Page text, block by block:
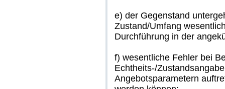
e) der Gegenstand
Zustand/Umfang
Durchführung in der
f) wesentliche Fehler bei
Echtheits-/
Angebotsparametern